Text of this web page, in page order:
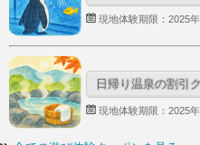
現地体験期限：2025
日帰り温泉の割引
現地体験期限：2025